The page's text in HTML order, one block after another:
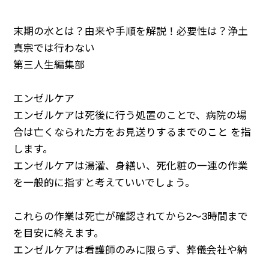
末期の水とは？由来や手順を解説！必要性は？浄土
真宗では行わない
第三人生編集部
エンゼルケア
エンゼルケアは死後に行う処置のことで、病院の場
合は亡くなられた方をお見送りするまでのこと を指
します。
エンゼルケアは湯灌、身繕い、死化粧の一連の作業
を一般的に指すと考えていいでしょう。
これらの作業は死亡が確認されてから2～3時間まで
を目安に終えます。
エンゼルケアは看護師のみに限らず、葬儀会社や納